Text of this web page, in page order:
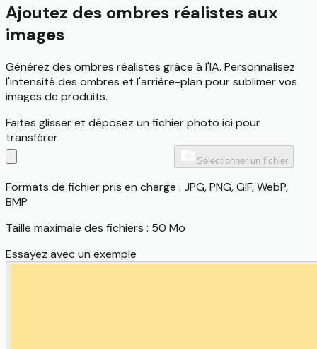
Ajoutez des ombres réalistes aux
images
Générez des ombres réalistes grâce à l'IA. Personnalisez
l'intensité des ombres et l'arrière-plan pour sublimer vos
images de produits.
Faites glisser et déposez un fichier photo ici pour
transférer
Sélectionner un fichier
Formats de fichier pris en charge : JPG, PNG, GIF, WebP,
BMP
Taille maximale des fichiers : 50 Mo
Essayez avec un exemple